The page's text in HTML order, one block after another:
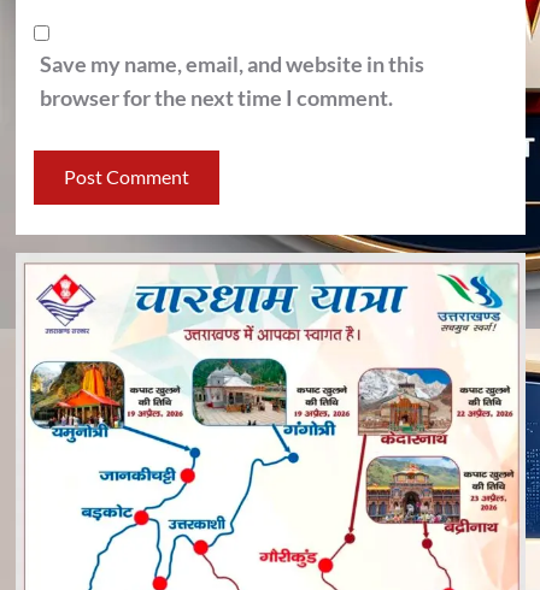
Save my name, email, and website in this
browser for the next time I comment.